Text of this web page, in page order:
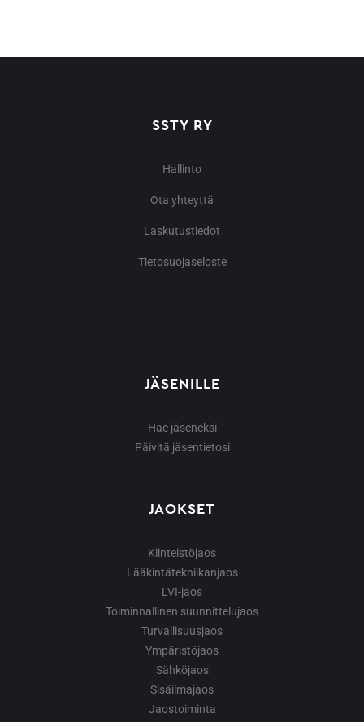
SSTY RY
Hallinto
Ota yhteyttä
Laskutustiedot
Tietosuojaseloste
JÄSENILLE
Hae jäseneksi
Päivitä jäsentietosi
JAOKSET
Kiinteistöjaos
Lääkintätekniikanjaos
LVI-jaos
Toiminnallinen suunnittelujaos
Turvallisuusjaos
Ympäristöjaos
Sähköjaos
Sisäilmajaos
Jaostoiminta